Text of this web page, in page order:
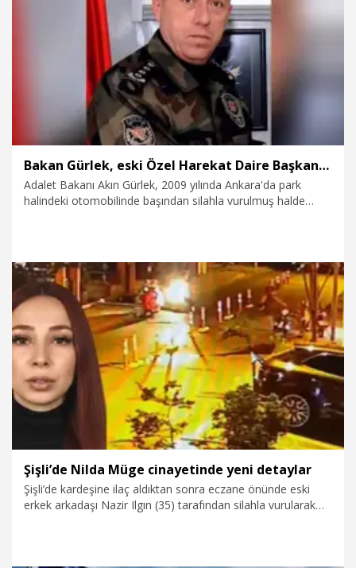
Politika
Bakan Gürlek, eski Özel Harekat Daire Başkanı Oktay'ın ailesini kabul etti
Adalet Bakanı Akın Gürlek, 2009 yılında Ankara'da park
halindeki otomobilinde başından silahla vurulmuş halde
yönelik taleplerin gündeme gelmesi bekleniyor.
6.08.2026 Politika
Şişli’de Nilda Müge cinayetinde yeni detaylar
Şişli’de kardeşine ilaç aldıktan sonra eczane önünde eski
erkek arkadaşı Nazir Ilgın (35) tarafından silahla vurularak